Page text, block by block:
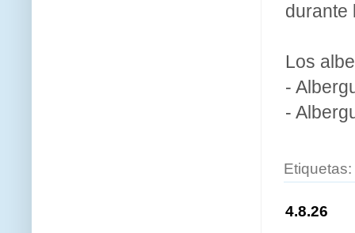
durante
Los
-
-
Etiquetas:
4.8.26